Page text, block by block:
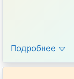
Подробнее